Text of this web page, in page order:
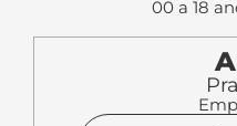
00 a 18